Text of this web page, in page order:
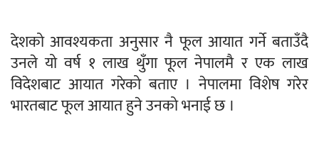
देशको आवश्यकता अनुसार नै फूल आयात गर्ने बताउँदै
उनले यो वर्ष १ लाख थुँगा फूल नेपालमै र एक लाख
विदेशबाट आयात गरेको बताए । नेपालमा विशेष गरेर
भारतबाट फूल आयात हुने उनको भनाई छ ।